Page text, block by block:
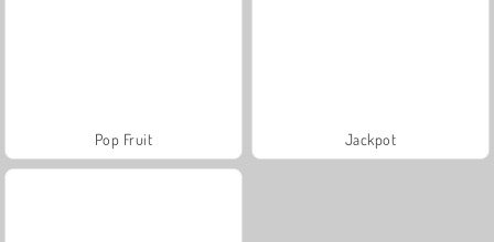
Pop Fruit Jackpot